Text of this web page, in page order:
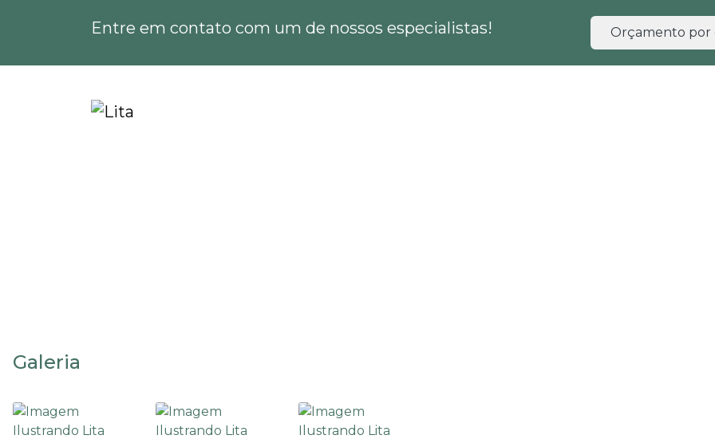
Entre em contato com um de nossos especialistas! Orçamento por
Galeria